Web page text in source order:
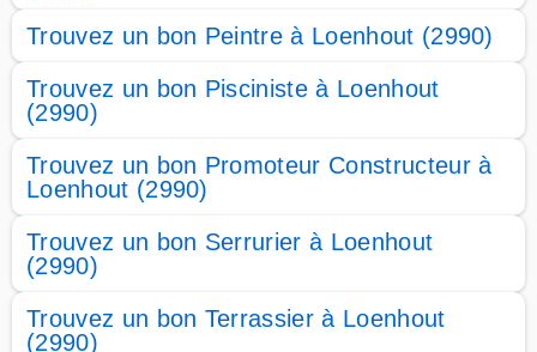
Trouvez un bon Peintre à Loenhout (2990)
Trouvez un bon Pisciniste à Loenhout
(2990)
Trouvez un bon Promoteur Constructeur à
Loenhout (2990)
Trouvez un bon Serrurier à Loenhout
(2990)
Trouvez un bon Terrassier à Loenhout
(2990)